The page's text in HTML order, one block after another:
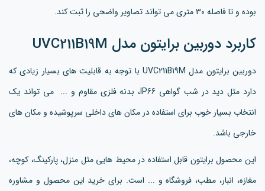
بوده و تا فاصله 30 متری می تواند تصاویر واضحی را ثبت کند.
کاربرد دوربین برایتون مدل UVC211B19M
دوربین برایتون مدل UVC211B19M با توجه به قابلیت های بسیار زیادی که
دارد مثل دید در شب گواهی IP66، بدنه فلزی مقاوم و ... می تواند یک
انتخاب بسیار خوب برای استفاده در مکان های داخلی سرپوشیده و مکان های
خارجی باشد.
این محصول برایتون قابل استفاده در محیط هایی مثل منزل، پارکینگ، کوچه،
مغازه، انبار، مطب، فروشگاه و ... است. برای خرید این محصول و مشاوره